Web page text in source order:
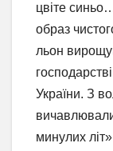
цвіте
образ
льон
України. З
минулих